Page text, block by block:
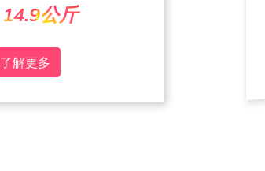
14.9公斤
了解更多